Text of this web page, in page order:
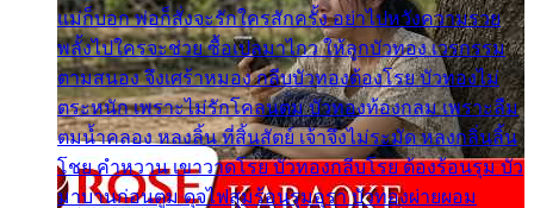
แม่ก็บอก พ่อก็สั่งจะรักใครสักครั้ง อย่าไปหวังความรวย
พลั้งไปใครจะช่วย ซื้อเปลมาไกว ให้ลูกบัวทอง เวรกรรม
ตามสนอง จึงเศร้าหมอง กลีบบัวทองต้องโรย บัวทองไม่
ตระหนัก เพราะไม่รักโคลนตม บัวทองท้องกลม เพราะลืม
ตมน้ำคลอง หลงลิ้น ที่สิ้นสัตย์ เจ้าจึงไม่ระมัด หลงกลิ่นลิ้น
โชย คำหวาน เขาวาดโรย บัวทองกลีบโรย ต้องร้อนรุม บัว
มาบานก่อนตูม ดุจไฟสุมร้อนรุมอุรา บัวทองผ่ายผอม